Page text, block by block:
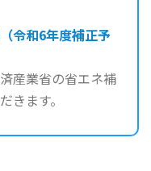
令和6年度補正予
産業省の省エネ補
きます。